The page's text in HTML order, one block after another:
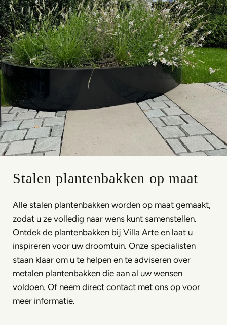
Stalen plantenbakken op maat
Alle stalen plantenbakken worden op maat gemaakt,
zodat u ze volledig naar wens kunt samenstellen.
Ontdek de plantenbakken bij Villa Arte en laat u
inspireren voor uw droomtuin. Onze specialisten
staan klaar om u te helpen en te adviseren over
metalen plantenbakken die aan al uw wensen
voldoen. Of neem direct contact met ons op voor
meer informatie.